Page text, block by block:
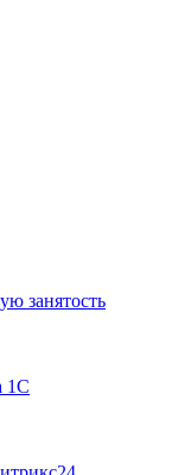
занятость
1C